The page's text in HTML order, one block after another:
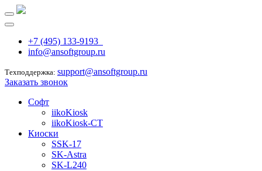
+7 (495) 133-9193
info@ansoftgroup.ru
Техподдержка: support@ansoftgroup.ru
Заказать звонок
Софт
iikoKiosk
iikoKiosk-CT
Киоски
SSK-17
SK-Astra
SK-L240